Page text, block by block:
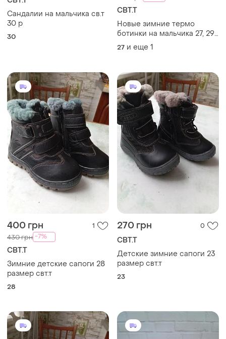
Сандалии на мальчика св.т
30 р
30
СВТ.Т
Новые зимние термо
ботинки на мальчика 27, 29
гг. с тормозами
27 и еще 1
400 грн 1
430 грн -7%
СВТ.Т
Зимние детские сапоги 28
размер свт.т
28
270 грн 0
СВТ.Т
Детские зимние сапоги 23
размер свт.т
23